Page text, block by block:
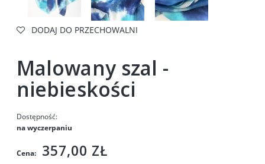
DODAJ DO PRZECHOWALNI
Malowany szal -
niebieskości
Dostępność:
na wyczerpaniu
Cena: 357,00 ZŁ